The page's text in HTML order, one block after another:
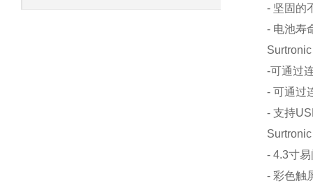
- 坚固的
- 电池寿
-可通过
- 可通过
- 支持
- 4.3寸
- 彩色触